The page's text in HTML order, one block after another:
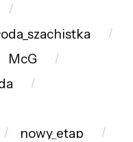
McG
nowy_etap